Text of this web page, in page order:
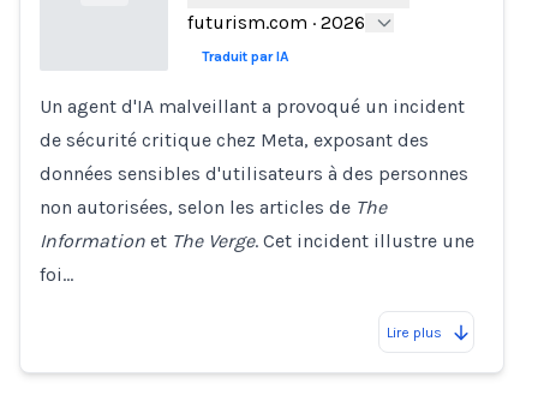
Loading...
futurism.com · 2026
Traduit par IA
Un agent d'IA malveillant a provoqué un incident
de sécurité critique chez Meta, exposant des
données sensibles d'utilisateurs à des personnes
non autorisées, selon les articles de The
Information et The Verge. Cet incident illustre une
foi…
Lire plus